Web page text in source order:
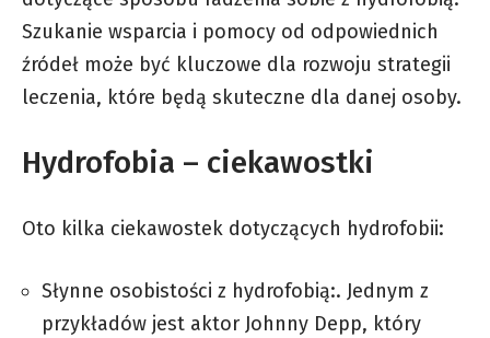
Szukanie wsparcia i pomocy od odpowiednich
źródeł może być kluczowe dla rozwoju strategii
leczenia, które będą skuteczne dla danej osoby.
Hydrofobia – ciekawostki
Oto kilka ciekawostek dotyczących hydrofobii:
Słynne osobistości z hydrofobią:. Jednym z
przykładów jest aktor Johnny Depp, który